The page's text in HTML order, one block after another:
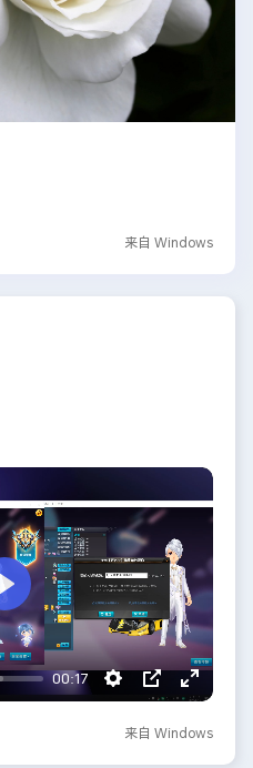
来自 Windows
00:17
S
t
P
I
P
E
n
t
播
放
来自 Windows